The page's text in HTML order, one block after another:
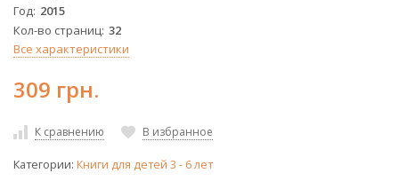
Год 2015
Кол-во страниц 32
Все характеристики
309 грн.
К сравнению В избранное
Категории: Книги для детей 3 - 6 лет